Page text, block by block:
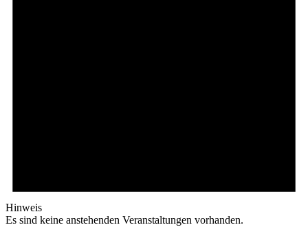
Hinweis
Es sind keine anstehenden Veranstaltungen vorhanden.